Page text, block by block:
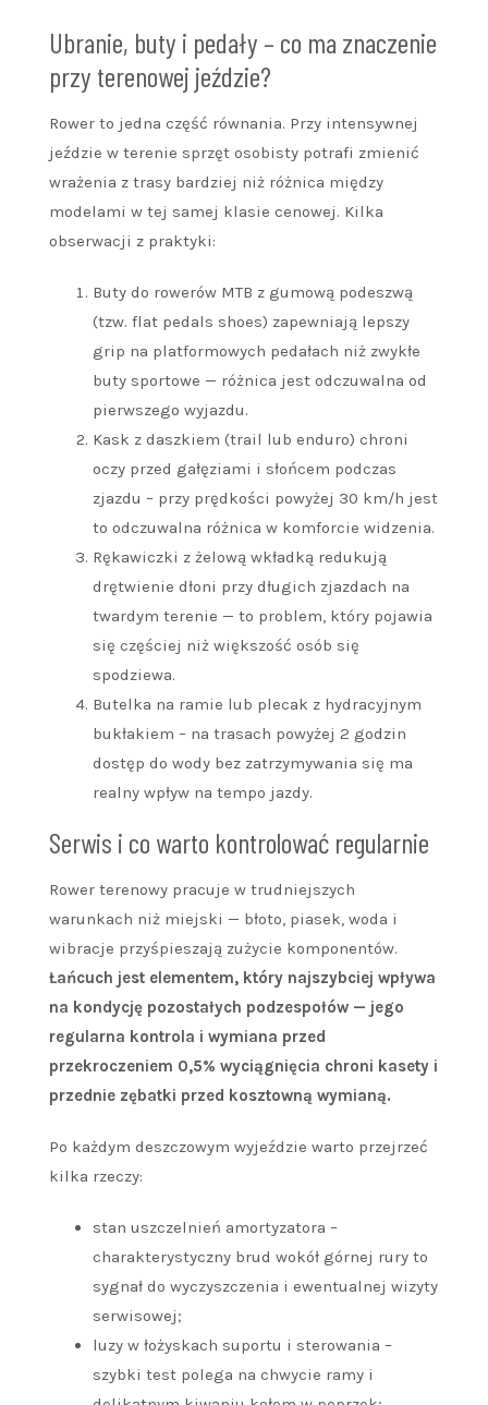
Ubranie, buty i pedały – co ma znaczenie
przy terenowej jeździe?
Rower to jedna część równania. Przy intensywnej
jeździe w terenie sprzęt osobisty potrafi zmienić
wrażenia z trasy bardziej niż różnica między
modelami w tej samej klasie cenowej. Kilka
obserwacji z praktyki:
Buty do rowerów MTB z gumową podeszwą
(tzw. flat pedals shoes) zapewniają lepszy
grip na platformowych pedałach niż zwykłe
buty sportowe — różnica jest odczuwalna od
pierwszego wyjazdu.
Kask z daszkiem (trail lub enduro) chroni
oczy przed gałęziami i słońcem podczas
zjazdu – przy prędkości powyżej 30 km/h jest
to odczuwalna różnica w komforcie widzenia.
Rękawiczki z żelową wkładką redukują
drętwienie dłoni przy długich zjazdach na
twardym terenie — to problem, który pojawia
się częściej niż większość osób się
spodziewa.
Butelka na ramie lub plecak z hydracyjnym
bukłakiem – na trasach powyżej 2 godzin
dostęp do wody bez zatrzymywania się ma
realny wpływ na tempo jazdy.
Serwis i co warto kontrolować regularnie
Rower terenowy pracuje w trudniejszych
warunkach niż miejski — błoto, piasek, woda i
wibracje przyśpieszają zużycie komponentów.
Łańcuch jest elementem, który najszybciej wpływa
na kondycję pozostałych podzespołów — jego
regularna kontrola i wymiana przed
przekroczeniem 0,5% wyciągnięcia chroni kasety i
przednie zębatki przed kosztowną wymianą.
Po każdym deszczowym wyjeździe warto przejrzeć
kilka rzeczy:
stan uszczelnień amortyzatora –
charakterystyczny brud wokół górnej rury to
sygnał do wyczyszczenia i ewentualnej wizyty
serwisowej;
luzy w łożyskach suportu i sterowania –
szybki test polega na chwycie ramy i